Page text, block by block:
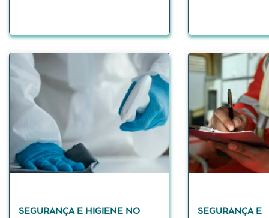
SEGURANÇA E HIGIENE NO
SEGURANÇA E